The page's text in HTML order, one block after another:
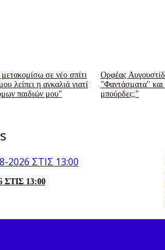
σε νέο σπίτι
λείπει η αγκαλιά γιατί
παιδιών μου"
Ορφέας
"Φαντάσματα" και
μπούρδες;"
ΣΤΙΣ 13:00